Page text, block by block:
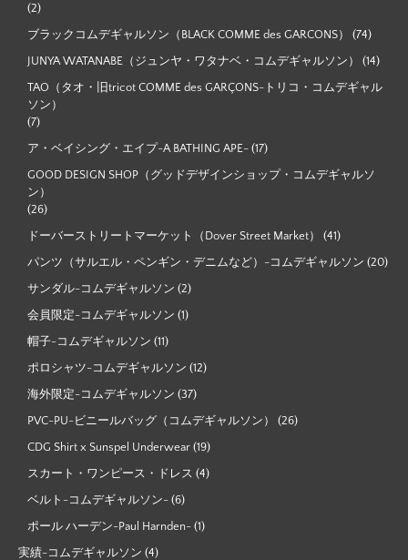
(2)
ブラックコムデギャルソン（BLACK COMME des GARCONS） (74)
JUNYA WATANABE（ジュンヤ・ワタナベ・コムデギャルソン） (14)
TAO（タオ・旧tricot COMME des GARÇONS-トリコ・コムデギャル
ソン）
(7)
ア・ベイシング・エイプ-A BATHING APE- (17)
GOOD DESIGN SHOP（グッドデザインショップ・コムデギャルソ
ン）
(26)
ドーバーストリートマーケット（Dover Street Market） (41)
パンツ（サルエル・ペンギン・デニムなど）-コムデギャルソン (20)
サンダル-コムデギャルソン (2)
会員限定-コムデギャルソン (1)
帽子-コムデギャルソン (11)
ポロシャツ-コムデギャルソン (12)
海外限定-コムデギャルソン (37)
PVC-PU-ビニールバッグ（コムデギャルソン） (26)
CDG Shirt x Sunspel Underwear (19)
スカート・ワンピース・ドレス (4)
ベルト-コムデギャルソン- (6)
ポール ハーデン-Paul Harnden- (1)
実績-コムデギャルソン (4)